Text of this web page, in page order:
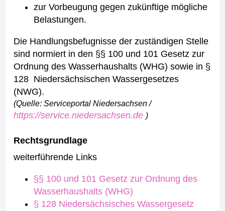
zur Vorbeugung gegen zukünftige mögliche
Belastungen.
Die Handlungsbefugnisse der zuständigen Stelle
sind normiert in den §§ 100 und 101 Gesetz zur
Ordnung des Wasserhaushalts (WHG) sowie in §
128 Niedersächsischen Wassergesetzes
(NWG).
(Quelle: Serviceportal Niedersachsen /
https://service.niedersachsen.de )
Rechtsgrundlage
weiterführende Links
§§ 100 und 101 Gesetz zur Ordnung des
Wasserhaushalts (WHG)
§ 128 Niedersächsisches Wassergesetz